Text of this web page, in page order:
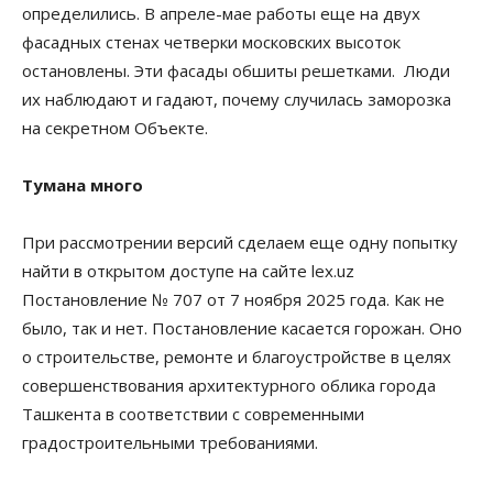
определились. В апреле-мае работы еще на двух
фасадных стенах четверки московских высоток
остановлены. Эти фасады обшиты решетками. Люди
их наблюдают и гадают, почему случилась заморозка
на секретном Объекте.
Тумана много
При рассмотрении версий сделаем еще одну попытку
найти в открытом доступе на сайте lex.uz
Постановление № 707 от 7 ноября 2025 года. Как не
было, так и нет. Постановление касается горожан. Оно
о строительстве, ремонте и благоустройстве в целях
совершенствования архитектурного облика города
Ташкента в соответствии с современными
градостроительными требованиями.